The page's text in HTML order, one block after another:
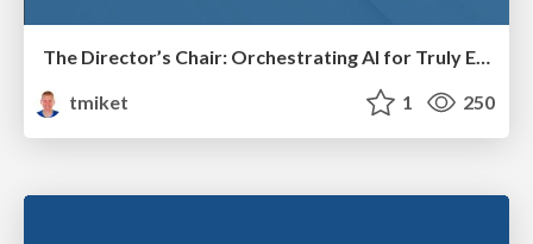
The Director’s Chair: Orchestrating AI for Truly Effective Learning
tmiket
1 250